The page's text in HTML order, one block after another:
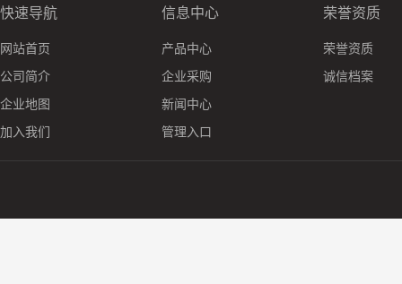
快速导航
网站首页
公司简介
企业地图
加入我们
信息中心
产品中心
企业采购
新闻中心
管理入口
荣誉资质
荣誉资质
诚信档案